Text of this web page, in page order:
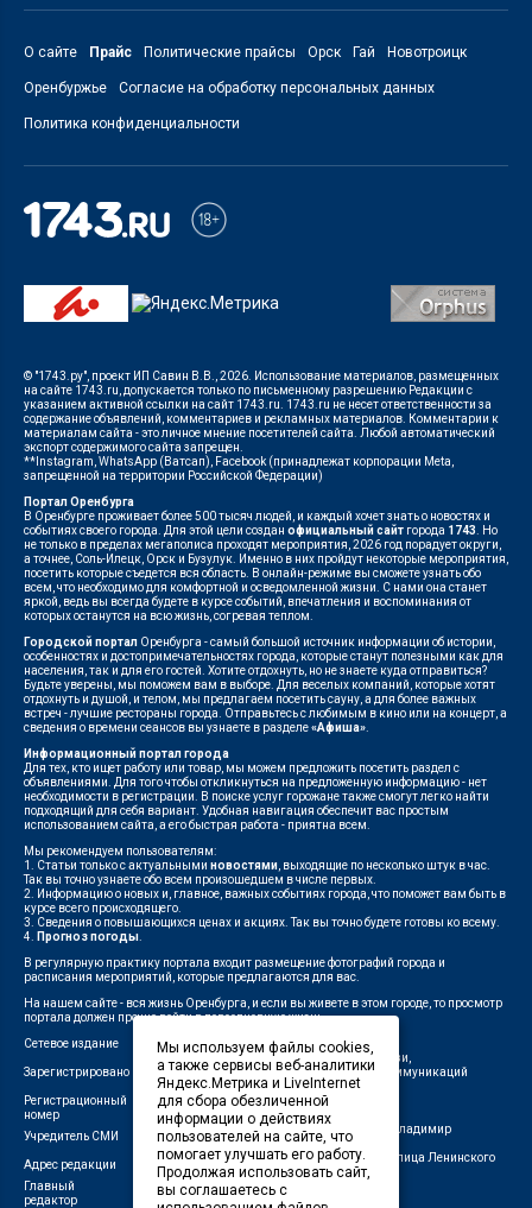
О сайте Прайс Политические прайсы Орск Гай Новотроицк
Оренбуржье Согласие на обработку персональных данных
Политика конфиденциальности
© "1743.ру", проект ИП Савин В.В., 2026. Использование материалов, размещенных
на сайте 1743.ru, допускается только по письменному разрешению Редакции с
указанием активной ссылки на сайт 1743.ru. 1743.ru не несет ответственности за
содержание объявлений, комментариев и рекламных материалов. Комментарии к
материалам сайта - это личное мнение посетителей сайта. Любой автоматический
экспорт содержимого сайта запрещен.
**Instagram, WhatsApp (Ватсап), Facebook (принадлежат корпорации Meta,
запрещенной на территории Российской Федерации)
Портал Оренбурга
В Оренбурге проживает более 500 тысяч людей, и каждый хочет знать о новостях и
событиях своего города. Для этой цели создан официальный сайт города 1743 . Но
не только в пределах мегаполиса проходят мероприятия, 2026 год порадует округи,
а точнее, Соль-Илецк, Орск и Бузулук. Именно в них пройдут некоторые мероприятия,
посетить которые съедется вся область. В онлайн-режиме вы сможете узнать обо
всем, что необходимо для комфортной и осведомленной жизни. С нами она станет
яркой, ведь вы всегда будете в курсе событий, впечатления и воспоминания от
которых останутся на всю жизнь, согревая теплом.
Городской портал Оренбурга - самый большой источник информации об истории,
особенностях и достопримечательностях города, которые станут полезными как для
населения, так и для его гостей. Хотите отдохнуть, но не знаете куда отправиться?
Будьте уверены, мы поможем вам в выборе. Для веселых компаний, которые хотят
отдохнуть и душой, и телом, мы предлагаем посетить сауну, а для более важных
встреч - лучшие рестораны города. Отправьтесь с любимым в кино или на концерт, а
сведения о времени сеансов вы узнаете в разделе«Афиша»
Информационный портал города
Для тех, кто ищет работу или товар, мы можем предложить посетить раздел с
объявлениями. Для того чтобы откликнуться на предложенную информацию - нет
необходимости в регистрации. В поиске услуг горожане также смогут легко найти
подходящий для себя вариант. Удобная навигация обеспечит вас простым
использованием сайта, а его быстрая работа - приятна всем.
Мы рекомендуем пользователям:
1. Статьи только с актуальными новостями , выходящие по несколько штук в час.
Так вы точно узнаете обо всем произошедшем в числе первых.
2. Информацию о новых и, главное, важных событиях города, что поможет вам быть в
курсе всего происходящего.
3. Сведения о повышающихся ценах и акциях. Так вы точно будете готовы ко всему.
4.
Прогноз погоды
В регулярную практику портала входит размещение фотографий города и
расписания мероприятий, которые предлагаются для вас.
На нашем сайте - вся жизнь Оренбурга, и если вы живете в этом городе, то просмотр
портала должен прочно войти в повседневную жизнь.
Сетевое издание
"1743"
Зарегистрировано
Федеральной службой по надзору в сфере связи,
информационных технологий и массовых коммуникаций
(Роскомнадзор)
Регистрационный
номер
ЭЛ № ФС 77-75960 от 19.06.2019 г.
Учредитель СМИ
Индивидуальный предприниматель Савин Владимир
Валерьевич
Адрес редакции
462411, Оренбургская область, город Орск, улица Ленинского
Комсомола, д. 4-Б
Главный
редактор
Лещенко П.А.
Мы используем файлы cookies,
а также сервисы веб-аналитики
Яндекс.Метрика и LiveInternet
для сбора обезличенной
информации о действиях
пользователей на сайте, что
помогает улучшать его работу.
Продолжая использовать сайт,
вы соглашаетесь с